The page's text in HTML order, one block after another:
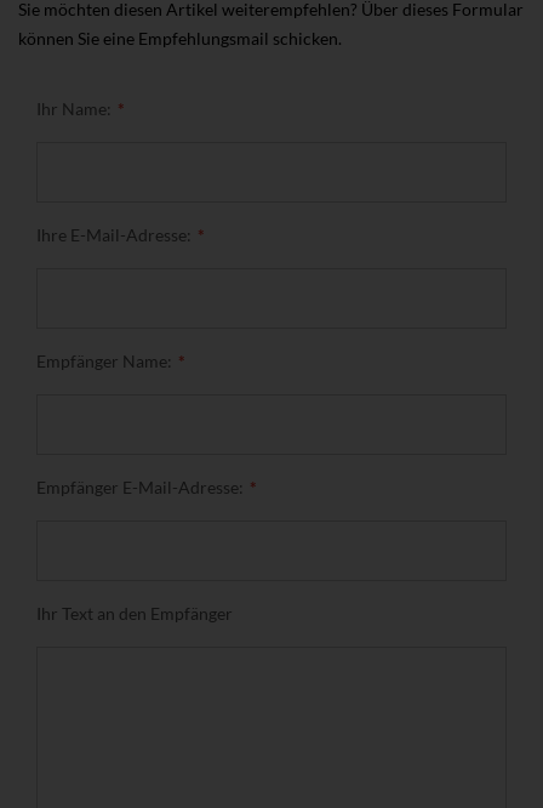
Sie möchten diesen Artikel weiterempfehlen? Über dieses Formular
können Sie eine Empfehlungsmail schicken.
Ihr Name:
Ihre E-Mail-Adresse:
Empfänger Name:
Empfänger E-Mail-Adresse:
Ihr Text an den Empfänger